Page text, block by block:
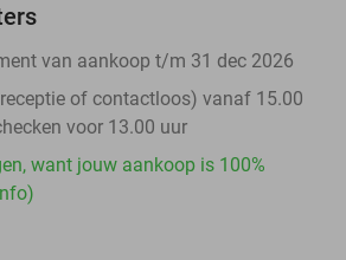
van aankoop t/m 31 dec 2026
of contactloos) vanaf 15.00
voor 13.00 uur
want jouw aankoop is 100%